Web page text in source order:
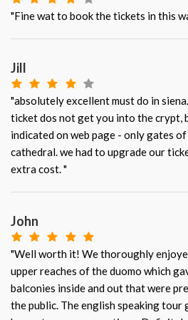
"Fine wat to book the tickets in this
Jill
"absolutely excellent must do in
ticket dos not get you into the crypt,
indicated on web page - only gates
cathedral. we had to upgrade our
extra cost. "
John
"Well worth it! We thoroughly
upper reaches of the duomo which
balconies inside and out that were
the public. The english speaking tour